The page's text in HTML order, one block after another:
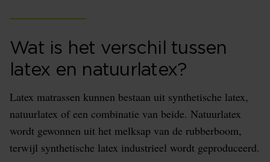
Wat is het verschil tussen
latex en natuurlatex?
Latex matrassen kunnen bestaan uit synthetische latex,
natuurlatex of een combinatie van beide. Natuurlatex
wordt gewonnen uit het melksap van de rubberboom,
terwijl synthetische latex industrieel wordt geproduceerd.